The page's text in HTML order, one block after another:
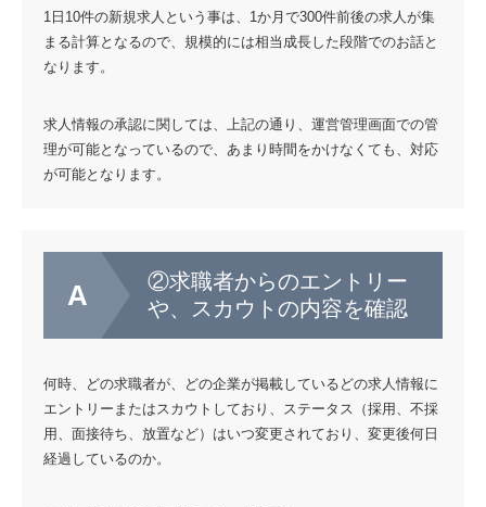
1日10件の新規求人という事は、1か月で300件前後の求人が集
まる計算となるので、規模的には相当成長した段階でのお話と
なります。
求人情報の承認に関しては、上記の通り、運営管理画面での管
理が可能となっているので、あまり時間をかけなくても、対応
が可能となります。
②求職者からのエントリー
や、スカウトの内容を確認
何時、どの求職者が、どの企業が掲載しているどの求人情報に
エントリーまたはスカウトしており、ステータス（採用、不採
用、面接待ち、放置など）はいつ変更されており、変更後何日
経過しているのか。